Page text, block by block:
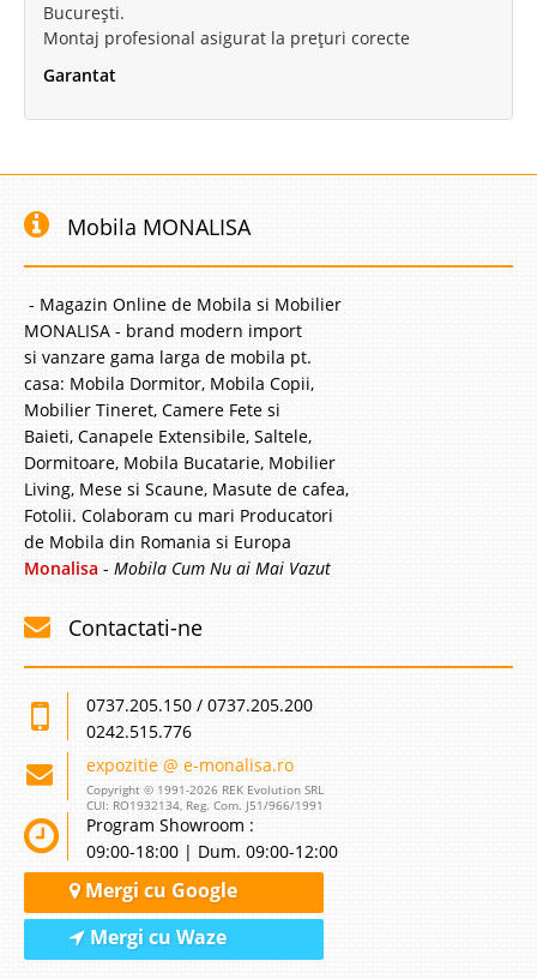
București.
Montaj profesional asigurat la prețuri corecte
Garantat
Mobila MONALISA
- Magazin Online de Mobila si Mobilier
MONALISA - brand modern import
si vanzare gama larga de mobila pt.
casa: Mobila Dormitor, Mobila Copii,
Mobilier Tineret, Camere Fete si
Baieti, Canapele Extensibile, Saltele,
Dormitoare, Mobila Bucatarie, Mobilier
Living, Mese si Scaune, Masute de cafea,
Fotolii. Colaboram cu mari Producatori
de Mobila din Romania si Europa
Monalisa - Mobila Cum Nu ai Mai Vazut
Contactati-ne
0737.205.150 / 0737.205.200
0242.515.776
expozitie @ e-monalisa.ro
Copyright © 1991-2026 REK Evolution SRL
CUI: RO1932134, Reg. Com. J51/966/1991
Program Showroom :
09:00-18:00 | Dum. 09:00-12:00
Mergi cu Google
Mergi cu Waze